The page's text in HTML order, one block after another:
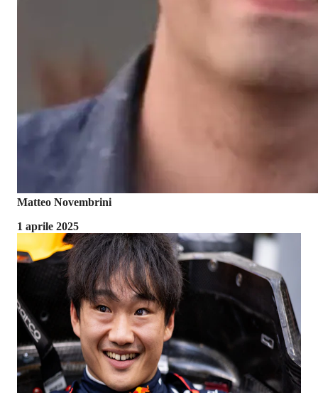
Matteo Novembrini
1 aprile 2025